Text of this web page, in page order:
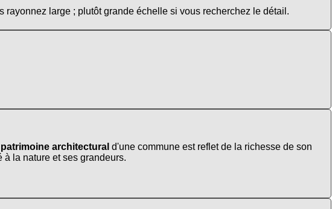
large ; plutôt grande échelle si vous recherchez le détail.
patrimoine architectural d'une commune est reflet de la richesse de son
la nature et ses grandeurs.